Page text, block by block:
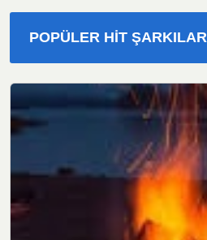
POPÜLER HIT ŞARKILAR